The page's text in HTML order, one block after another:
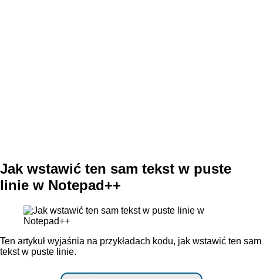
Jak wstawić ten sam tekst w puste
linie w Notepad++
Ten artykuł wyjaśnia na przykładach kodu, jak wstawić ten sam
tekst w puste linie.